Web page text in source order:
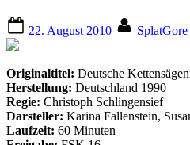
on
22. August 2010 SplatGore
Originaltitel: Deutsche
Herstellung: Deutschland 1990
Regie: Christoph Schlingensief
Darsteller: Karina Fallenstein,
Laufzeit: 60 Minuten